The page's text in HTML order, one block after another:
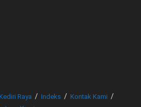
Raya Indeks
Kontak Kami